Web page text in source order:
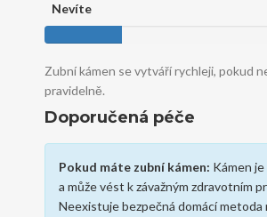
Nevíte
Zubní kámen se vytváří rychleji, pokud
pravidelně.
Doporučená péče
Pokud máte zubní kámen: Kámen
a může vést k závažným zdravotním
Neexistuje bezpečná domácí metoda